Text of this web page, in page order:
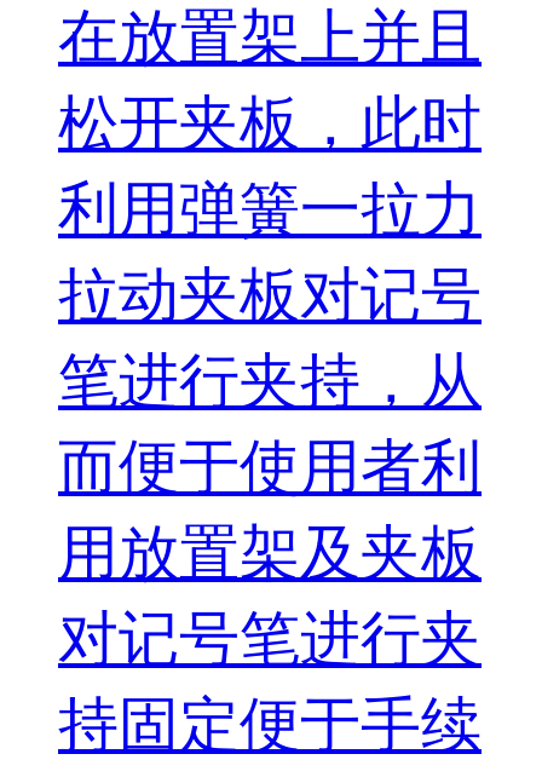
在放置架上并且
松开夹板，此时
利用弹簧一拉力
拉动夹板对记号
笔进行夹持，从
而便于使用者利
用放置架及夹板
对记号笔进行夹
持固定便于手续